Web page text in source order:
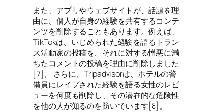
また、アプリやウェブサイトが、話題を理
由に、個人が自身の経験を共有するコンテ
ンツを削除することもあります。例えば、
TikTokは、いじめられた経験を語るトラン
ス活動家の投稿を、それに対する憎悪に満
ちたコメントの投稿を理由に削除しました
[7]。 さらに、Tripadvisorは、ホテルの警
備員にレイプされた経験を語る女性のレビ
ューを何度も削除し、その潜在的な危険性
を他の人が知るのを防いでいます[8]。